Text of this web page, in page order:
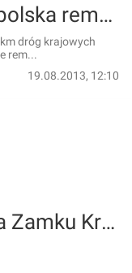
[wielkopolskie] Wielkopolska remontuje drogi krajowe
dróg krajowych
rem...
19.08.2013, 12:10
Remonty i konserwacja Zamku Królewskiego na Wawelu